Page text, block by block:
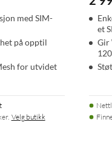
med SIM-
på opptil
for utvidet
Velg butikk
et
Gir